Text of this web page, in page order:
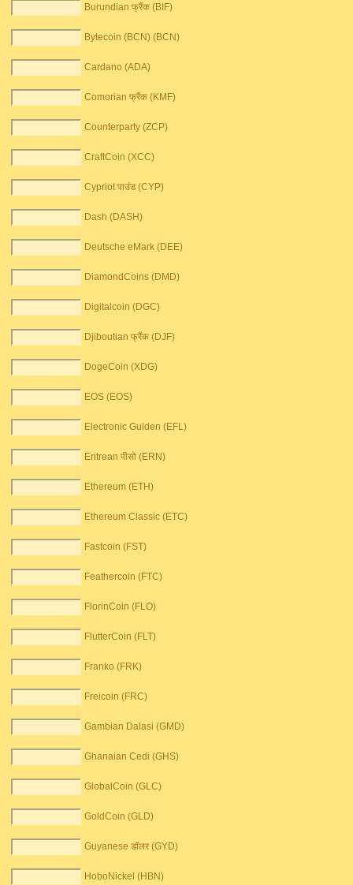
Burundian फ्रैंक (BIF)
Bytecoin (BCN) (BCN)
Cardano (ADA)
Comorian फ्रैंक (KMF)
Counterparty (ZCP)
CraftCoin (XCC)
Cypriot पाउंड (CYP)
Dash (DASH)
Deutsche eMark (DEE)
DiamondCoins (DMD)
Digitalcoin (DGC)
Djiboutian फ्रैंक (DJF)
DogeCoin (XDG)
EOS (EOS)
Electronic Gulden (EFL)
Eritrean पीसो (ERN)
Ethereum (ETH)
Ethereum Classic (ETC)
Fastcoin (FST)
Feathercoin (FTC)
FlorinCoin (FLO)
FlutterCoin (FLT)
Franko (FRK)
Freicoin (FRC)
Gambian Dalasi (GMD)
Ghanaian Cedi (GHS)
GlobalCoin (GLC)
GoldCoin (GLD)
Guyanese डॉलर (GYD)
HoboNickel (HBN)